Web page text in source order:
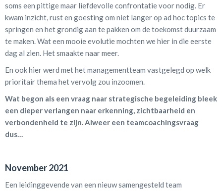
soms een pittige maar liefdevolle confrontatie voor nodig. Er
kwam inzicht, rust en goesting om niet langer op ad hoc topics te
springen en het grondig aan te pakken om de toekomst duurzaam
te maken. Wat een mooie evolutie mochten we hier in die eerste
dag al zien. Het smaakte naar meer.
En ook hier werd met het managementteam vastgelegd op welk
prioritair thema het vervolg zou inzoomen.
Wat begon als een vraag naar strategische begeleiding bleek
een dieper verlangen naar erkenning, zichtbaarheid en
verbondenheid te zijn. Alweer een teamcoachingsvraag
dus…
November 2021
Een leidinggevende van een nieuw samengesteld team